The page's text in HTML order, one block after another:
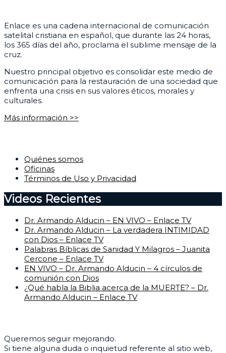
Enlace es una cadena internacional de comunicación
satelital cristiana en español, que durante las 24 horas,
los 365 días del año, proclama el sublime mensaje de la
cruz.
Nuestro principal objetivo es consolidar este medio de
comunicación para la restauración de una sociedad que
enfrenta una crisis en sus valores éticos, morales y
culturales.
Más información >>
Quiénes somos
Oficinas
Términos de Uso y Privacidad
Videos Recientes
Dr. Armando Alducin – EN VIVO – Enlace TV
Dr. Armando Alducin – La verdadera INTIMIDAD
con Dios – Enlace TV
Palabras Bíblicas de Sanidad Y Milagros – Juanita
Cercone – Enlace TV
EN VIVO – Dr. Armando Alducin – 4 círculos de
comunión con Dios
¿Qué habla la Biblia acerca de la MUERTE? – Dr.
Armando Alducin – Enlace TV
Queremos seguir mejorando.
Si tiene alguna duda o inquietud referente al sitio web,